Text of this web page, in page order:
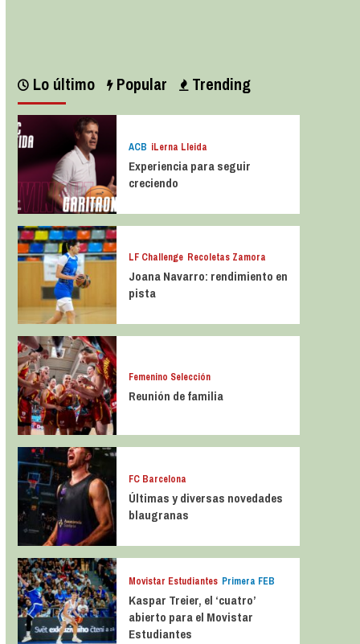
Lo último Popular Trending
ACB iLerna Lleida
Experiencia para seguir
creciendo
LF Challenge Recoletas Zamora
Joana Navarro: rendimiento en
pista
Femenino Selección
Reunión de familia
FC Barcelona
Últimas y diversas novedades
blaugranas
Movistar Estudiantes Primera FEB
Kaspar Treier, el ‘cuatro’
abierto para el Movistar
Estudiantes